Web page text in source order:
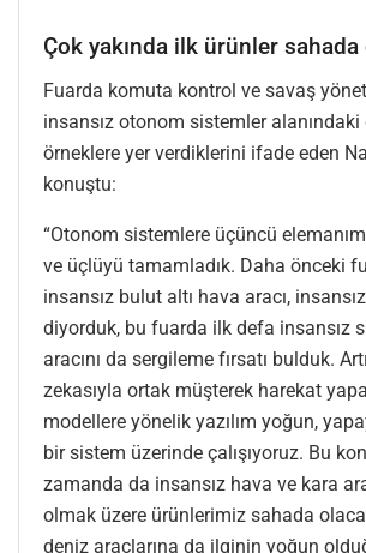
Çok yakında ilk ürünler
Fuarda komuta kontrol ve savaş
insansız otonom sistemler alanındaki
örneklere yer verdiklerini ifade eden
konuştu:
“Otonom sistemlere üçüncü
ve üçlüyü tamamladık. Daha önceki
insansız bulut altı hava aracı,
diyorduk, bu fuarda ilk defa insansız
aracını da sergileme fırsatı bulduk.
zekasıyla ortak müşterek harekat
modellere yönelik yazılım yoğun,
bir sistem üzerinde çalışıyoruz. Bu
zamanda da insansız hava ve kara
olmak üzere ürünlerimiz sahada
deniz araçlarına da ilginin yoğun